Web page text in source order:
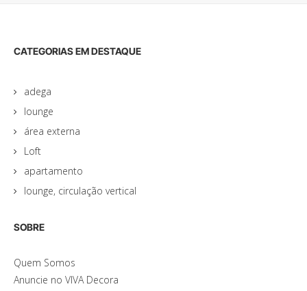
CATEGORIAS EM DESTAQUE
adega
lounge
área externa
Loft
apartamento
lounge, circulação vertical
SOBRE
Quem Somos
Anuncie no VIVA Decora